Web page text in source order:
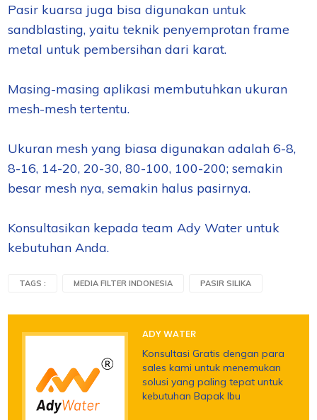
Pasir kuarsa juga bisa digunakan untuk
sandblasting, yaitu teknik penyemprotan frame
metal untuk pembersihan dari karat.
Masing-masing aplikasi membutuhkan ukuran
mesh-mesh tertentu.
Ukuran mesh yang biasa digunakan adalah 6-8,
8-16, 14-20, 20-30, 80-100, 100-200; semakin
besar mesh nya, semakin halus pasirnya.
Konsultasikan kepada team Ady Water untuk
kebutuhan Anda.
TAGS : MEDIA FILTER INDONESIA PASIR SILIKA
ADY WATER
Konsultasi Gratis dengan para
sales kami untuk menemukan
solusi yang paling tepat untuk
kebutuhan Bapak Ibu